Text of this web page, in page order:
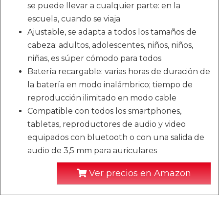
se puede llevar a cualquier parte: en la
escuela, cuando se viaja
Ajustable, se adapta a todos los tamaños de
cabeza: adultos, adolescentes, niños, niños,
niñas, es súper cómodo para todos
Batería recargable: varias horas de duración de
la batería en modo inalámbrico; tiempo de
reproducción ilimitado en modo cable
Compatible con todos los smartphones,
tabletas, reproductores de audio y video
equipados con bluetooth o con una salida de
audio de 3,5 mm para auriculares
Ver precios en Amazon